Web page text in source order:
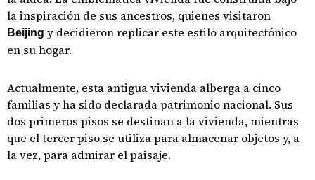
la inspiración de sus ancestros, quienes visitaron
Beijing y decidieron replicar este estilo arquitectónico
en su hogar.
Actualmente, esta antigua vivienda alberga a cinco
familias y ha sido declarada patrimonio nacional. Sus
dos primeros pisos se destinan a la vivienda, mientras
que el tercer piso se utiliza para almacenar objetos y, a
la vez, para admirar el paisaje.